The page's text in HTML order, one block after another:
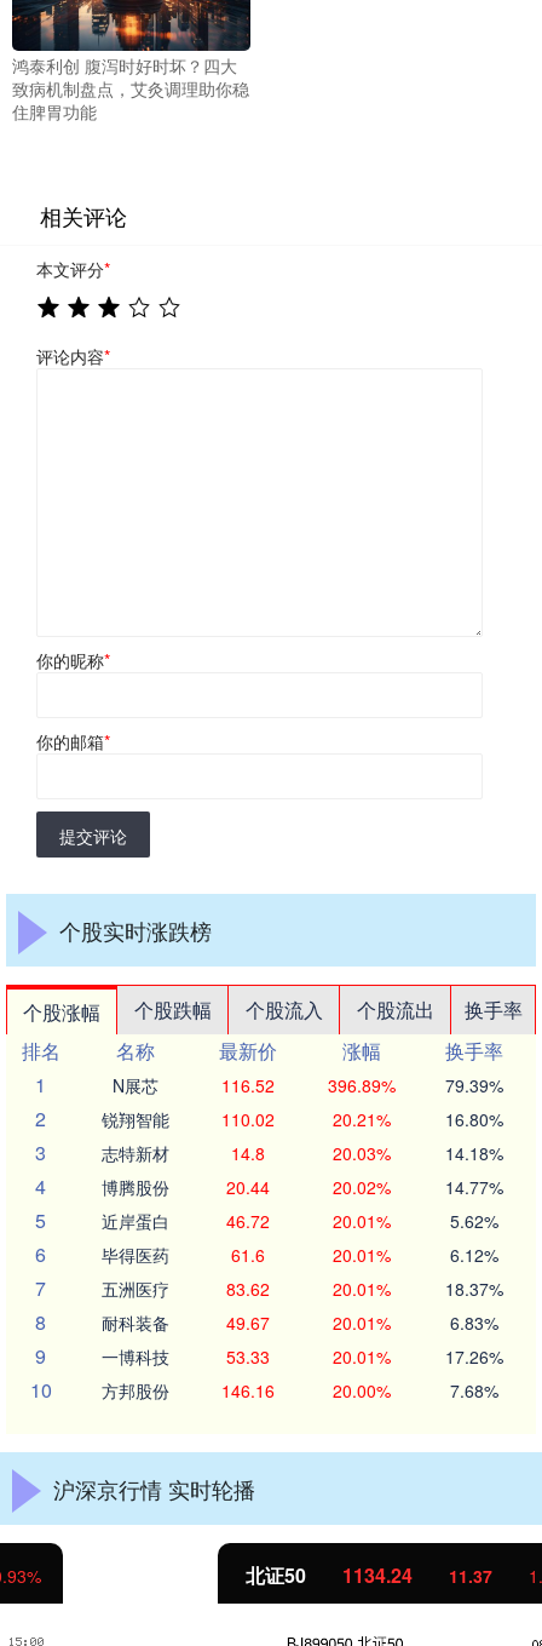
鸿泰利创 腹泻时好时坏？四大
致病机制盘点，艾灸调理助你稳
住脾胃功能
相关评论
本文评分*
评论内容*
你的昵称*
你的邮箱*
提交评论
个股实时涨跌榜
个股涨幅 个股跌幅 个股流入 个股流出
换手率
排名
名称 最新价 涨幅
换手率
1
N展芯 116.52 396.89% 79.39%
2 锐翔智能 110.02 20.21% 16.80%
3 志特新材 14.8 20.03% 14.18%
4 博腾股份 20.44 20.02% 14.77%
5 近岸蛋白 46.72 20.01% 5.62%
6 毕得医药 61.6 20.01% 6.12%
7 五洲医疗 83.62 20.01% 18.37%
8 耐科装备 49.67 20.01% 6.83%
9 一博科技 53.33 20.01% 17.26%
10 方邦股份 146.16 20.00% 7.68%
沪深京行情 实时轮播
1134.24 11.37 1.01%